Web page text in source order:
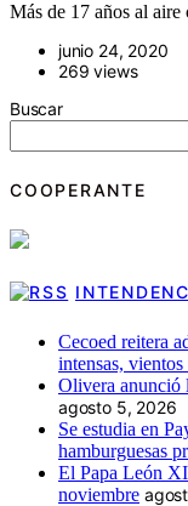
Más de 17 años al
junio 24, 2020
269 views
Buscar
COOPERANTE
Cecoed reitera
intensas,
Olivera anunció
agosto 5, 2026
Se estudia en
hamburguesas
El Papa León
noviembre